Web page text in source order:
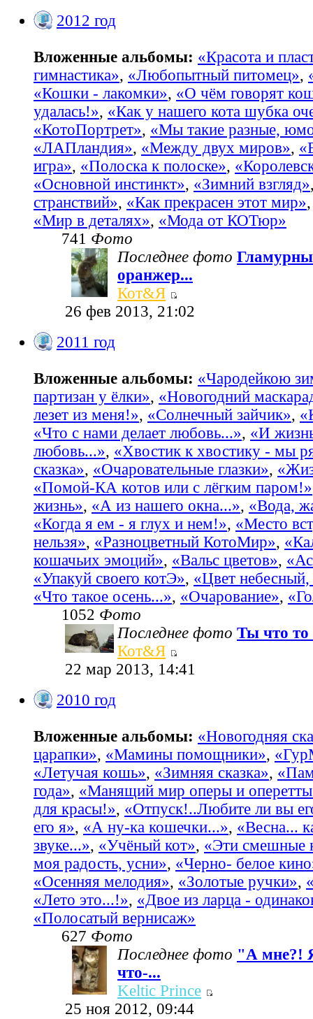
2012 год
Вложенные альбомы: «Красота и
гимнастика», «Любопытный питомец»,
«Кошки - лакомки», «О чём говорят
удалась!», «Как у нашего кота шубка
«КотоПортрет», «Мы такие разные,
«ЛАПландия», «Между двух миров»,
игра», «Полоска к полоске»,
«Основной инстинкт», «Зимний взгляд»
странствий», «Как прекрасен этот мир»
«Мир в деталях», «Мода от КОТюр»
741 Фото
Последнее фото
оранжер...
Кот&Я
26 фев 2013, 21:02
2011 год
Вложенные альбомы: «Чародейкою
партизан у ёлки», «Новогодний
лезет из меня!», «Солнечный зайчик»,
«Что с нами делает любовь...», «И
любовь...», «Хвостик к хвостику - мы
сказка», «Очаровательные глазки»,
«Помой-КА котов или с лёгким паром!»
жизнь», «А из нашего окна...», «Вода,
«Когда я ем - я глух и нем!», «Место
нельзя», «Разноцветный КотоМир»,
кошачьих эмоций», «Вальс цветов»,
«Упакуй своего котЭ», «Цвет небесный,
«Что такое осень...», «Очарование»,
1052 Фото
Последнее фото Ты что то
Кот&Я
22 мар 2013, 14:41
2010 год
Вложенные альбомы: «Новогодняя
царапки», «Мамины помощники»,
«Летучая кошь», «Зимняя сказка»,
года», «Манящий мир оперы и
для красы!», «Отпуск!..Любите ли вы
его я», «А ну-ка кошечки...», «Весна...
звуке...», «Учёный кот», «Эти смешные
моя радость, усни», «Черно- белое
«Осенняя мелодия», «Золотые ручки»,
«Лето это...!», «Двое из ларца -
«Полосатый вернисаж»
627 Фото
Последнее фото "А мне?!
что-...
Keltic Prince
25 ноя 2012, 09:44